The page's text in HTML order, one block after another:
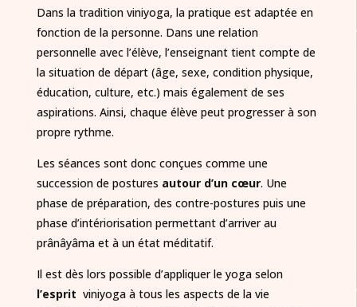
Dans la tradition viniyoga, la pratique est adaptée en
fonction de la personne. Dans une relation
personnelle avec l’élève, l’enseignant tient compte de
la situation de départ (âge, sexe, condition physique,
éducation, culture, etc.) mais également de ses
aspirations. Ainsi, chaque élève peut progresser à son
propre rythme.
Les séances sont donc conçues comme une
succession de postures autour d’un cœur. Une
phase de préparation, des contre-postures puis une
phase d’intériorisation permettant d’arriver au
prânâyâma et à un état méditatif.
Il est dès lors possible d’appliquer le yoga selon
l’esprit viniyoga à tous les aspects de la vie